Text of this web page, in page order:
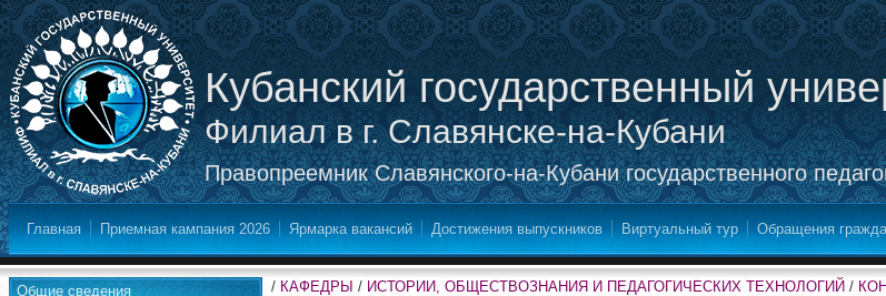
Кубанский государственный
Филиал в г. Славянске-на-Кубани
Правопреемник Славянского-на-Кубани государственного
Главная Приемная кампания 2026 Ярмарка вакансий Достижения выпускников Виртуальный тур Обращения
Общие сведения
/ КАФЕДРЫ / ИСТОРИИ, ОБЩЕСТВОЗНАНИЯ И ПЕДАГОГИЧЕСКИХ ТЕХНОЛОГИЙ /